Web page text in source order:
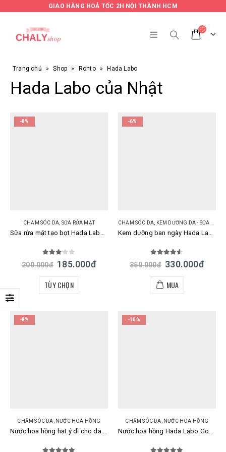
GIAO HÀNG HOẢ TỐC 2H NỘI THÀNH HCM
Trang chủ » Shop » Rohto » Hada Labo
Hada Labo của Nhật
-8%
CHĂM SÓC DA SỮA RỬA MẶT
Sữa rửa mặt tạo bọt Hada Labo Nhật Bản Gokujyun Foaming Cleanser chai 160ml
out of 5
200.000đ 185.000đ
TÙY CHỌN
-6%
CHĂM SÓC DA KEM DƯỠNG DA - SỮA DƯỠNG DA
Kem dưỡng ban ngày Hada Labo Koi Gokujyun 7 in 1 UV White Gel SPF 50+ PA++++
out of 5
350.000đ 330.000đ
MUA
-8%
CHĂM SÓC DA, NƯỚC HOA HỒNG
Nước hoa hồng hạt ý dĩ cho da mụn Hada Labo mẫu mới
-10%
CHĂM SÓC DA, NƯỚC HOA HỒNG
Nước hoa hồng Hada Labo Gokujyun Premium vàng siêu dưỡng ẩm cao cấp của Nhật